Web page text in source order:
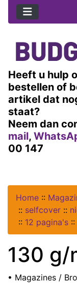
Heeft u hulp
bestellen of
artikel dat
staat?
Neem dan
mail,
00 147
Home ::
:: selfcover ::
:: 12 pagina's ::
130 g/
• Magazines /